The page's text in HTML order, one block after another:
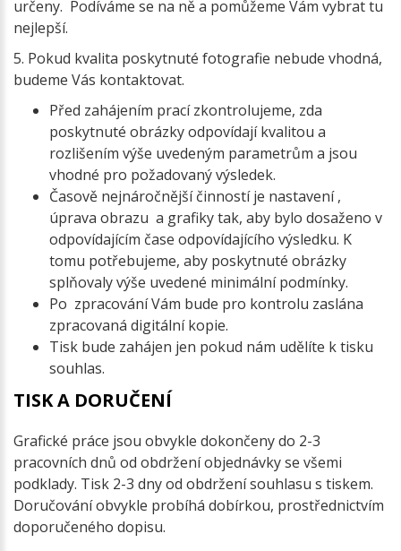
určeny. Podíváme se na ně a pomůžeme Vám vybrat tu
nejlepší.
5. Pokud kvalita poskytnuté fotografie nebude vhodná,
budeme Vás kontaktovat.
Před zahájením prací zkontrolujeme, zda
poskytnuté obrázky odpovídají kvalitou a
rozlišením výše uvedeným parametrům a jsou
vhodné pro požadovaný výsledek.
Časově nejnáročnější činností je nastavení ,
úprava obrazu a grafiky tak, aby bylo dosaženo v
odpovídajícím čase odpovídajícího výsledku. K
tomu potřebujeme, aby poskytnuté obrázky
splňovaly výše uvedené minimální podmínky.
Po zpracování Vám bude pro kontrolu zaslána
zpracovaná digitální kopie.
Tisk bude zahájen jen pokud nám udělíte k tisku
souhlas.
TISK A DORUČENÍ
Grafické práce jsou obvykle dokončeny do 2-3
pracovních dnů od obdržení objednávky se všemi
podklady. Tisk 2-3 dny od obdržení souhlasu s tiskem.
Doručování obvykle probíhá dobírkou, prostřednictvím
doporučeného dopisu.